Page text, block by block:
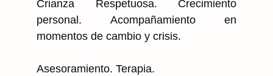
Crianza Respetuosa. Crecimiento
personal. Acompañamiento en
momentos de cambio y crisis.
Asesoramiento. Terapia.